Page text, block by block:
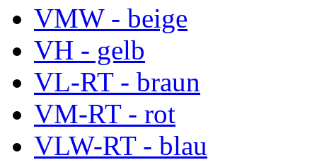
VMW - beige
VH - gelb
VL-RT - braun
VM-RT - rot
VLW-RT - blau